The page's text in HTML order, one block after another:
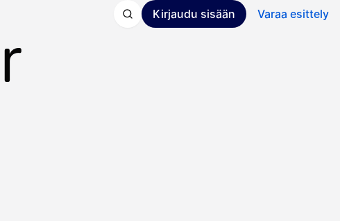
Kirjaudu sisään Varaa esittely